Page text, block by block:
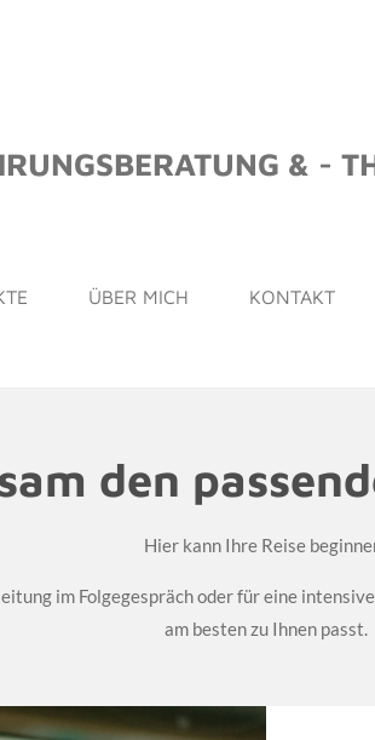
& -
ÜBER MICH KONTAKT
den
Hier kann Ihre Reise
im Folgegespräch oder für eine
am besten zu Ihnen passt.